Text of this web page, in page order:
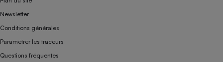
Newsletter
Conditions générales
Paramétrer les traceurs
Questions fréquentes